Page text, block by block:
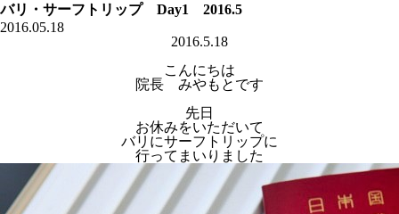
バリ・サーフトリップ Day1 2016.5
2016.05.18
2016.5.18
こんにちは
院長 みやもとです
先日
お休みをいただいて
バリにサーフトリップに
行ってまいりました